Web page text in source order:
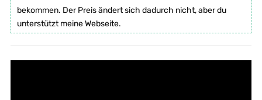
bekommen. Der Preis ändert sich dadurch nicht, aber du
unterstützt meine Webseite.